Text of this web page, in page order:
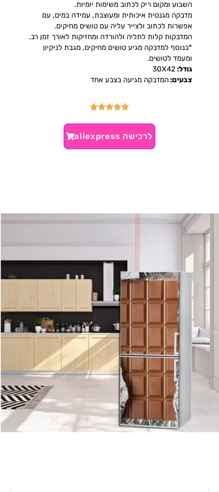
השבוע ומקום ריק לכתוב משימות יומיות.
מדבקה מגנטית איכותית ומעוצבת, עמידה במים, עם
אפשרות לכתוב ולצייר עליה עם טושים מחיקים.
המדבקות קלות לתליה ולהורדה ומחזיקות לאורך זמן רב.
*בנוסף למדבקה מגיע טושים מחיקים, מגבת לניקיון
ומעמד לטושים.
גודל: 30X42
צבעים:המדבקה מגיעה בצבע אחד
לרכישה aliexpress